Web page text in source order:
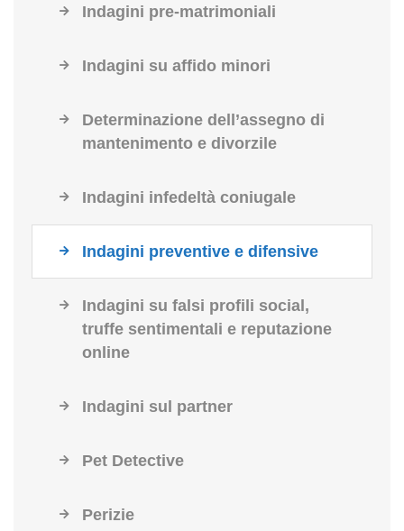
Indagini pre-matrimoniali
Indagini su affido minori
Determinazione dell’assegno di
mantenimento e divorzile
Indagini infedeltà coniugale
Indagini preventive e difensive
Indagini su falsi profili social,
truffe sentimentali e reputazione
online
Indagini sul partner
Pet Detective
Perizie